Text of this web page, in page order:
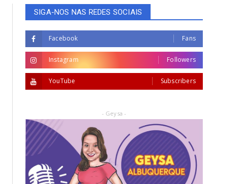
SIGA-NOS NAS REDES SOCIAIS
Facebook Fans
Instagram Followers
YouTube Subscribers
- Geysa -